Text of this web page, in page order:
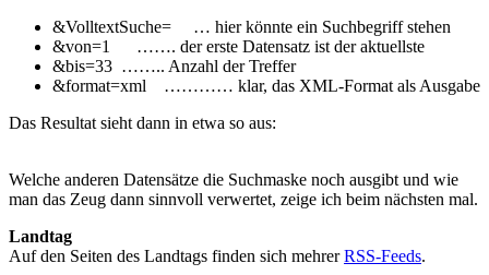
&VolltextSuche= … hier könnte ein Suchbegriff stehen
&von=1 ……. der erste Datensatz ist der aktuellste
&bis=33 …….. Anzahl der Treffer
&format=xml ………… klar, das XML-Format als Ausgabe
Das Resultat sieht dann in etwa so aus:
Welche anderen Datensätze die Suchmaske noch ausgibt und wie
man das Zeug dann sinnvoll verwertet, zeige ich beim nächsten mal.
Landtag
Auf den Seiten des Landtags finden sich mehrerRSS-Feeds.